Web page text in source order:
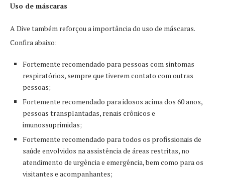
Uso de máscaras
A Dive também reforçou a importância do uso de máscaras.
Confira abaixo:
Fortemente recomendado para pessoas com sintomas
respiratórios, sempre que tiverem contato com outras
pessoas;
Fortemente recomendado para idosos acima dos 60 anos,
pessoas transplantadas, renais crônicos e
imunossuprimidas;
Fortemente recomendado para todos os profissionais de
saúde envolvidos na assistência de áreas restritas, no
atendimento de urgência e emergência, bem como para os
visitantes e acompanhantes;